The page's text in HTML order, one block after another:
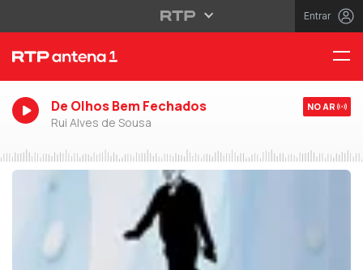
Entrar
De Olhos Bem Fechados
Rui Alves de Sousa
NO AR